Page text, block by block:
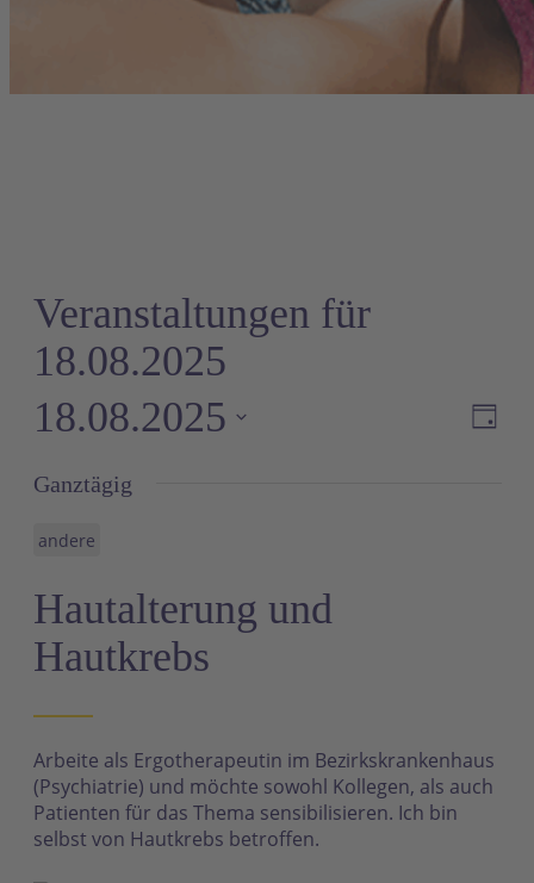
Veranstaltungen für
18.08.2025
Tag
18.08.2025
wählen.
Ganztägig
andere
Hautalterung und
Hautkrebs
Arbeite als Ergotherapeutin im Bezirkskrankenhaus
(Psychiatrie) und möchte sowohl Kollegen, als auch
Patienten für das Thema sensibilisieren. Ich bin
selbst von Hautkrebs betroffen.